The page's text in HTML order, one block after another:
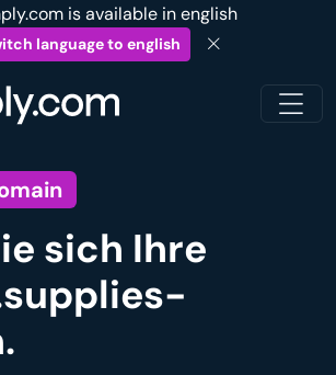
is available in english
language to english
sich Ihre